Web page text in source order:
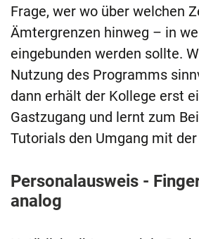
Frage, wer wo über welchen
Ämtergrenzen hinweg – in
eingebunden werden sollte.
Nutzung des Programms
dann erhält der Kollege erst
Gastzugang und lernt zum
Tutorials den Umgang mit der
Personalausweis -
analog